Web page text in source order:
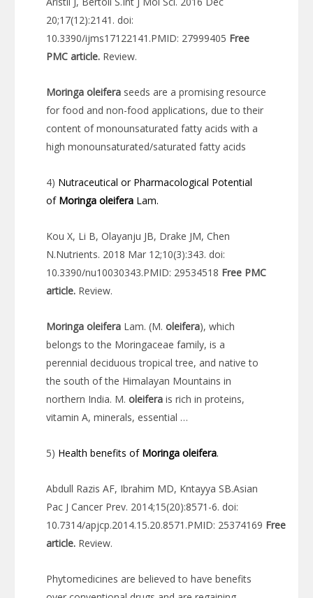
20;17(12):2141. doi:
10.3390/ijms17122141.PMID: 27999405 Free
PMC article. Review.
Moringa oleifera seeds are a promising resource
for food and non-food applications, due to their
content of monounsaturated fatty acids with a
high monounsaturated/saturated fatty acids
4) Nutraceutical or Pharmacological Potential
of Moringa oleifera Lam.
Kou X, Li B, Olayanju JB, Drake JM, Chen
N.Nutrients. 2018 Mar 12;10(3):343. doi:
10.3390/nu10030343.PMID: 29534518 Free PMC
article. Review.
Moringa oleifera Lam. (M. oleifera), which
belongs to the Moringaceae family, is a
perennial deciduous tropical tree, and native to
the south of the Himalayan Mountains in
northern India. M. oleifera is rich in proteins,
vitamin A, minerals, essential …
5) Health benefits of Moringa oleifera.
Abdull Razis AF, Ibrahim MD, Kntayya SB.Asian
Pac J Cancer Prev. 2014;15(20):8571-6. doi:
10.7314/apjcp.2014.15.20.8571.PMID: 25374169 Free
article. Review.
Phytomedicines are believed to have benefits